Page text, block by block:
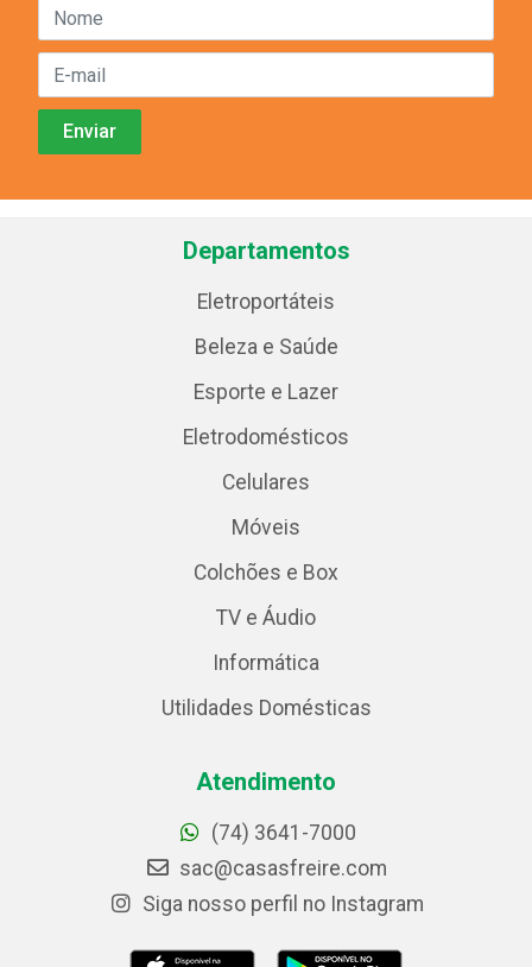
Departamentos
Eletroportáteis
Beleza e Saúde
Esporte e Lazer
Eletrodomésticos
Celulares
Móveis
Colchões e Box
TV e Áudio
Informática
Utilidades Domésticas
Atendimento
(74) 3641-7000
sac@casasfreire.com
Siga nosso perfil no Instagram